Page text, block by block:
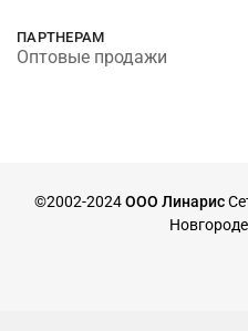
ПАРТНЕРАМ
Оптовые продажи
©2002-2024ООО Линарис